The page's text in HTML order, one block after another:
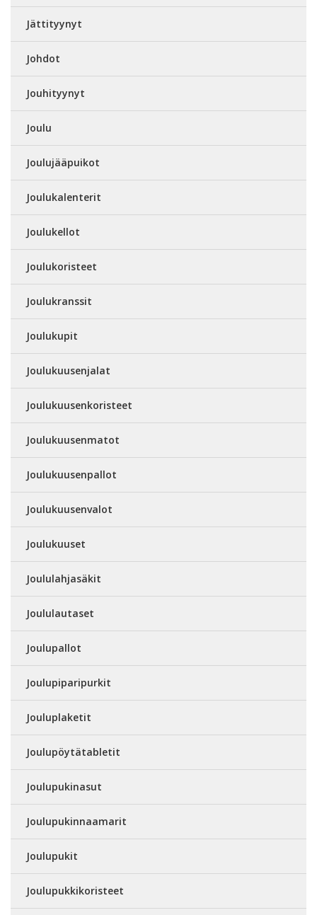
Jättityynyt
Johdot
Jouhityynyt
Joulu
Joulujääpuikot
Joulukalenterit
Joulukellot
Joulukoristeet
Joulukranssit
Joulukupit
Joulukuusenjalat
Joulukuusenkoristeet
Joulukuusenmatot
Joulukuusenpallot
Joulukuusenvalot
Joulukuuset
Joululahjasäkit
Joululautaset
Joulupallot
Joulupiparipurkit
Jouluplaketit
Joulupöytätabletit
Joulupukinasut
Joulupukinnaamarit
Joulupukit
Joulupukkikoristeet